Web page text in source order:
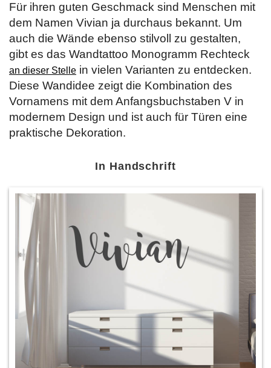
Für ihren guten Geschmack sind Menschen mit
dem Namen Vivian ja durchaus bekannt. Um
auch die Wände ebenso stilvoll zu gestalten,
gibt es das Wandtattoo Monogramm Rechteck
an dieser Stelle in vielen Varianten zu entdecken.
Diese Wandidee zeigt die Kombination des
Vornamens mit dem Anfangsbuchstaben V in
modernem Design und ist auch für Türen eine
praktische Dekoration.
In Handschrift